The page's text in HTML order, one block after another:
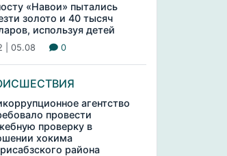
«Навои» пытались
золото и 40 тысяч
используя детей
| 05.08 0
агентство
провести
проверку в
хокима
района